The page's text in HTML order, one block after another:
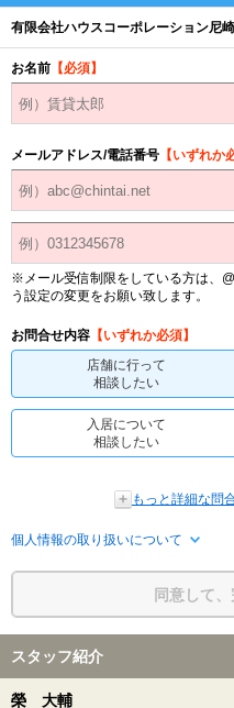
有限会社ハウスコーポレーション尼
お名前 【必須】
メールアドレス/電話番号 【いずれか
※メール受信制限をしている方は、
う設定の変更をお願い致します。
お問合せ内容 【いずれか必須】
店舗に行って
相談したい
入居について
相談したい
もっと詳細な問
個人情報の取り扱いについて
同意して
スタッフ紹介
榮 大輔